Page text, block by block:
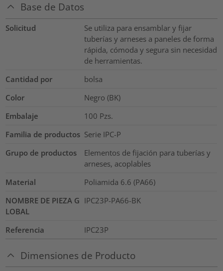
Base de Datos
Solicitud
Se utiliza para ensamblar y fijar
tuberías y arneses a paneles de forma
rápida, cómoda y segura sin necesidad
de herramientas.
Cantidad por
bolsa
Color
Negro (BK)
Embalaje
100 Pzs.
Familia de productos Serie IPC-P
Grupo de productos
Elementos de fijación para tuberías y
arneses, acoplables
Material
Poliamida 6.6 (PA66)
NOMBRE DE PIEZA G
LOBAL
IPC23P-PA66-BK
Referencia IPC23P
Dimensiones de Producto